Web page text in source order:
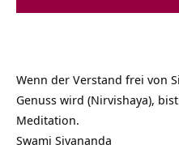
Wenn der Verstand frei von
Genuss wird (Nirvishaya),
Meditation.
Swami Sivananda